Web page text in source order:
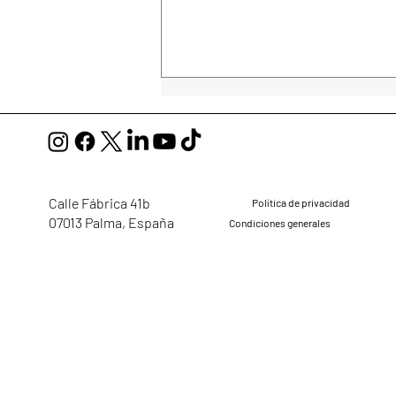
Calle Fábrica 41b
07013 Palma, España
Política de privacidad
Condiciones generales